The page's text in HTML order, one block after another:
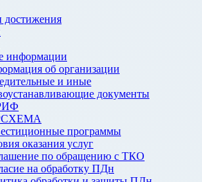
достижения
информации
об организации
и иные
документы
программы
оказания услуг
по обращению с ТКО
на обработку ПДн